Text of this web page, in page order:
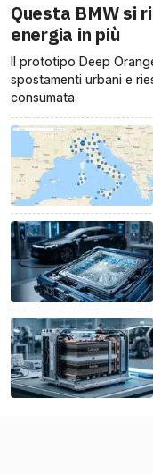
Questa BMW si
energia in più
Il prototipo Deep
spostamenti urbani e
consumata